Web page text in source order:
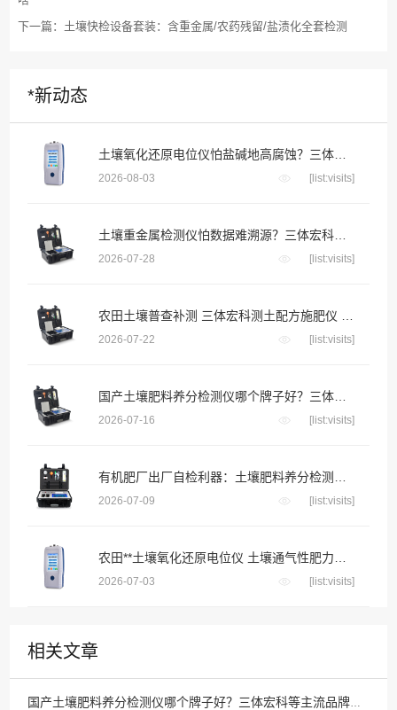
下一篇： 土壤快检设备套装：含重金属/农药残留/盐渍化全套检测
*新动态
2026-08-03 [list:visits]
2026-07-28 [list:visits]
2026-07-22 [list:visits]
2026-07-16 [list:visits]
2026-07-09 [list:visits]
2026-07-03 [list:visits]
相关文章
国产土壤肥料养分检测仪哪个牌子好？三体宏科等主流品牌深度横评